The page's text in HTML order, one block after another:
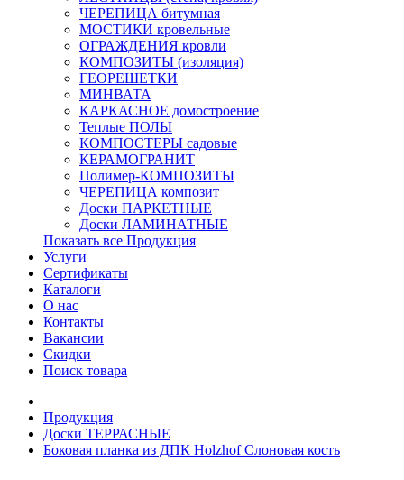
ЧЕРЕПИЦА битумная
МОСТИКИ кровельные
ОГРАЖДЕНИЯ кровли
КОМПОЗИТЫ (изоляция)
ГЕОРЕШЕТКИ
МИНВАТА
КАРКАСНОЕ домостроение
Теплые ПОЛЫ
КОМПОСТЕРЫ садовые
КЕРАМОГРАНИТ
Полимер-КОМПОЗИТЫ
ЧЕРЕПИЦА композит
Доски ПАРКЕТНЫЕ
Доски ЛАМИНАТНЫЕ
Показать все Продукция
Услуги
Сертификаты
Каталоги
О нас
Контакты
Вакансии
Скидки
Поиск товара
Продукция
Доски ТЕРРАСНЫЕ
Боковая планка из ДПК Holzhof Слоновая кость